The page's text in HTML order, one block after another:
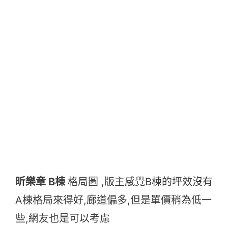
昕樂章 B棟格局圖 ,版主感覺B棟的坪效沒有
A棟格局來得好,廊道偏多,但是單價稍為低一
些,網友也是可以考慮